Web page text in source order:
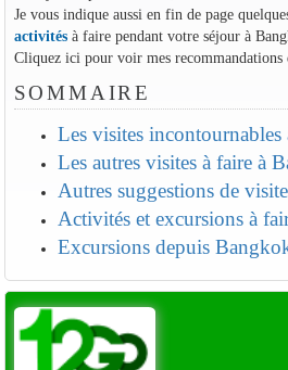
Je vous indique aussi en fin de page
activitésà faire pendant votre séjour à
Cliquez ici pour voir mes recommandations
SOMMAIRE
Les visites
Les autres visites à faire à
Autres suggestions de
Activités et excursions à
Excursions depuis